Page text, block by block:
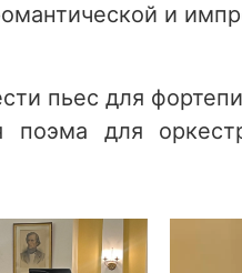
и
пьес для
поэма для